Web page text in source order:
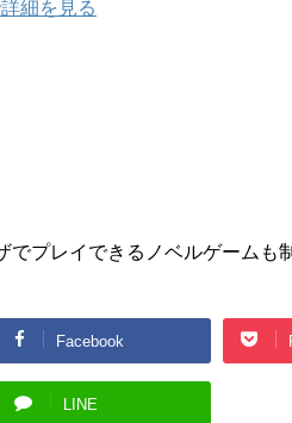
細を見る
でプレイできるノベルゲームも
Facebook
LINE